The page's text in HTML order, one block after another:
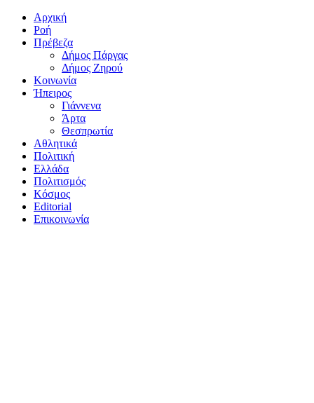
Αρχική
Ροή
Πρέβεζα
Δήμος Πάργας
Δήμος Ζηρού
Κοινωνία
Ήπειρος
Γιάννενα
Άρτα
Θεσπρωτία
Αθλητικά
Πολιτική
Ελλάδα
Πολιτισμός
Κόσμος
Editorial
Επικοινωνία